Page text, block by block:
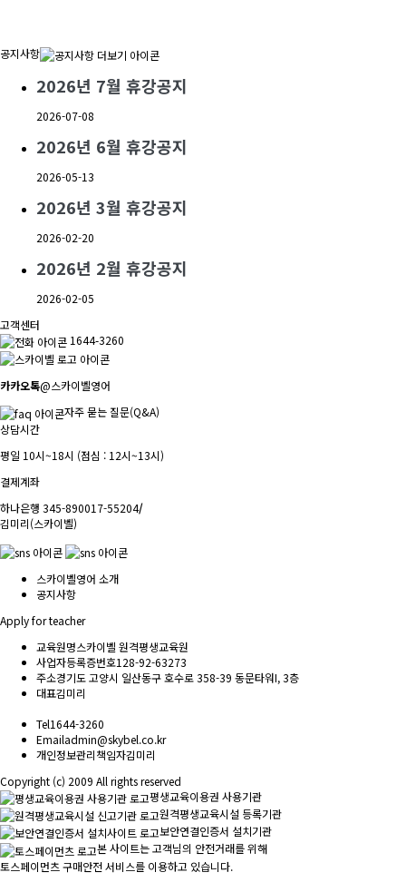
공지사항
2026년 7월 휴강공지
2026-07-08
2026년 6월 휴강공지
2026-05-13
2026년 3월 휴강공지
2026-02-20
2026년 2월 휴강공지
2026-02-05
고객센터
1644-3260
카카오톡@스카이벨영어
자주 묻는 질문(Q&A)
상담시간
평일 10시~18시 (점심 : 12시~13시)
결제계좌
하나은행 345-890017-55204/
김미리(스카이벨)
스카이벨영어 소개
공지사항
Apply for teacher
교육원명스카이벨 원격평생교육원
사업자등록증번호128-92-63273
주소경기도 고양시 일산동구 호수로 358-39 동문타워I, 3층
대표김미리
Tel1644-3260
Emailadmin@skybel.co.kr
개인정보관리책임자김미리
Copyright (c) 2009 All rights reserved
평생교육이용권 사용기관
원격평생교육시설 등록기관
보안연결인증서 설치기관
본 사이트는 고객님의 안전거래를 위해
토스페이먼츠 구매안전 서비스를 이용하고 있습니다.